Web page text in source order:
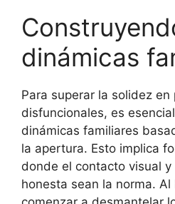
dinámicas
Para superar la solidez
disfuncionales, es
dinámicas familiares
la apertura. Esto implica
donde el contacto visual y
honesta sean la norma.